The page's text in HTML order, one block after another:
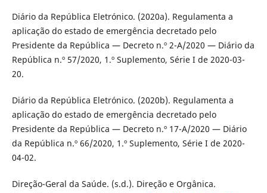
Diário da República Eletrónico. (2020a). Regulamenta a
aplicação do estado de emergência decretado pelo
Presidente da República — Decreto n.º 2-A/2020 — Diário da
República n.º 57/2020, 1.º Suplemento, Série I de 2020-03-
20.
Diário da República Eletrónico. (2020b). Regulamenta a
aplicação do estado de emergência decretado pelo
Presidente da República — Decreto n.º 17-A/2020 — Diário
da República n.º 66/2020, 1.º Suplemento, Série I de 2020-
04-02.
Direção-Geral da Saúde. (s.d.). Direção e Orgânica.